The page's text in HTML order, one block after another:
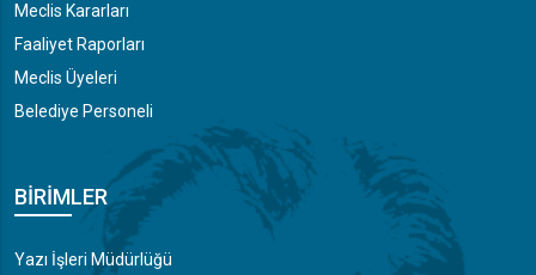
Meclis Kararları
Faaliyet Raporları
Meclis Üyeleri
Belediye Personeli
BIRIMLER
Yazı İşleri Müdürlüğü